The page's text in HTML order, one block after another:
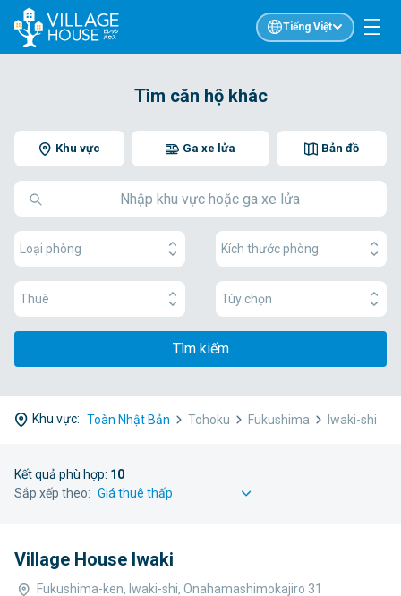
Tiếng Việt
Tìm căn hộ khác
Khu vực Bản đồ
Ga xe lửa
Loại phòng Kích thước phòng
Thuê Tùy chọn
Tìm kiếm
Khu vực: Toàn Nhật Bản Tohoku Fukushima Iwaki-shi
Kết quả phù hợp: 10
Sắp xếp theo:
Village House Iwaki
Fukushima-ken, Iwaki-shi, Onahamashimokajiro 31